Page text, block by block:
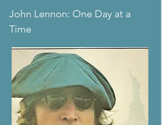
John Lennon: One Day at a
Time